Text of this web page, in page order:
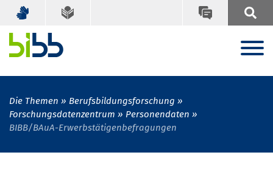
Die Themen
Berufsbildungsforschung
Forschungsdatenzentrum
Personendaten
BIBB/BAuA-Erwerbstätigenbefragungen